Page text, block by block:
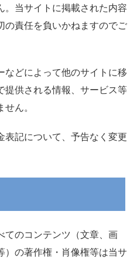
当サイトに掲載された内容
の責任を負いかねますのでご
などによって他のサイトに移
提供される情報、サービス等
ん。
表記について、予告なく変更
てのコンテンツ（文章、画
の著作権・肖像権等は当サ